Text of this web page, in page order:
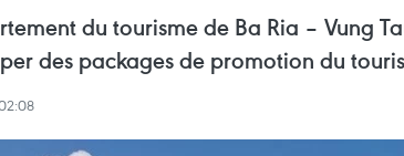
du tourisme de Ba Ria – Vung
des packages de promotion du